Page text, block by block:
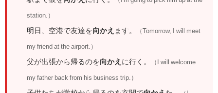
station.）
明日、空港で友達を向かえ ます。 （Tomorrow, I will meet
my friend at the airport.）
父が出張から帰るのを向かえ に行く。 （I will welcome
my father back from his business trip.）